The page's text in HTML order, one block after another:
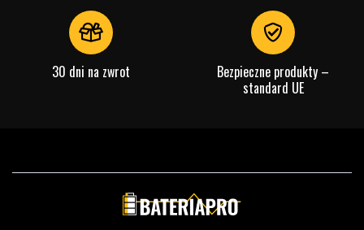
30 dni na zwrot
Bezpieczne produkty –
standard UE